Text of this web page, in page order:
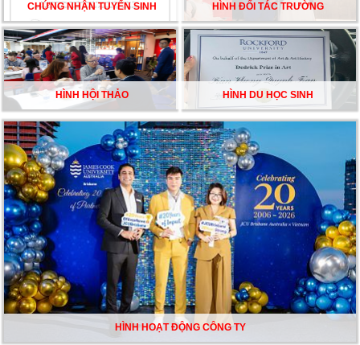
CHỨNG NHẬN TUYỂN SINH HÌNH ĐỐI TÁC TRƯỜNG
HÌNH HỘI THẢO HÌNH DU HỌC SINH
HÌNH HOẠT ĐỘNG CÔNG TY